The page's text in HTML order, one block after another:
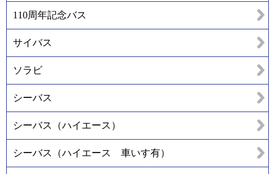
110周年記念バス
サイバス
ソラビ
シーバス
シーバス（ハイエース）
シーバス（ハイエース 車いす有）